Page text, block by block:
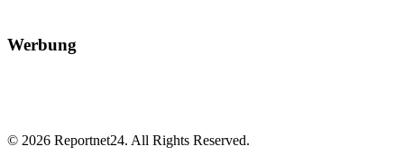
Werbung
© 2026 Reportnet24. All Rights Reserved.